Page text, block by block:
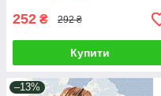
252 ₴ 292 ₴
Купити
–13%